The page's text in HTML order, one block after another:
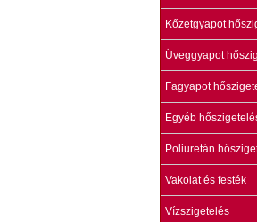
Kőzetgyapot
Üveggyapot
Fagyapot
Egyéb
Poliuretán
Vakolat és festék
Vízszigetelés